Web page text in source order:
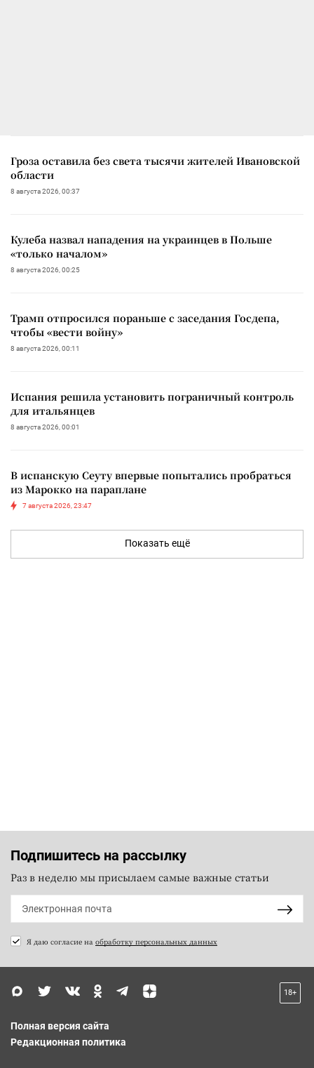
Гроза оставила без света тысячи жителей Ивановской
области
8 августа 2026, 00:37
Кулеба назвал нападения на украинцев в Польше
«только началом»
8 августа 2026, 00:25
Трамп отпросился пораньше с заседания Госдепа,
чтобы «вести войну»
8 августа 2026, 00:11
Испания решила установить пограничный контроль
для итальянцев
8 августа 2026, 00:01
В испанскую Сеуту впервые попытались пробраться
из Марокко на параплане
7 августа 2026, 23:47
Показать ещё
Подпишитесь на рассылку
Раз в неделю мы присылаем самые важные статьи
Я даю согласие на обработку персональных данных
18+
Полная версия сайта
Редакционная политика